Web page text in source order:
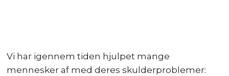
Vi har igennem tiden hjulpet mange
mennesker af med deres skulderproblemer: